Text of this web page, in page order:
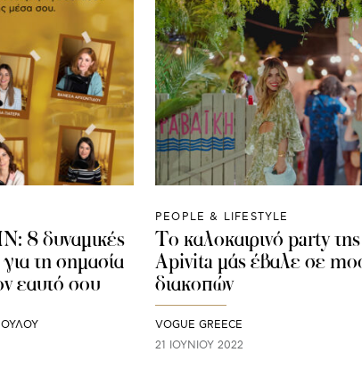
8 δυναμικές
τη σημασία
εαυτό σου
PEOPLE & LIFESTYLE
Το καλοκαιρινό party της
Apivita μάς έβαλε σε
διακοπών
VOGUE GREECE
21 ΙΟΥΝΊΟΥ 2022